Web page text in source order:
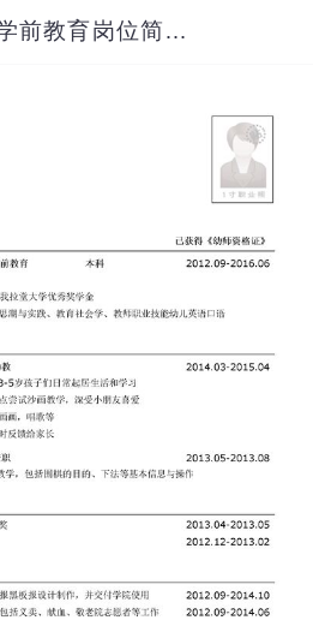
幼教/早教/学前教育岗位简历模板（应届生初级岗位）